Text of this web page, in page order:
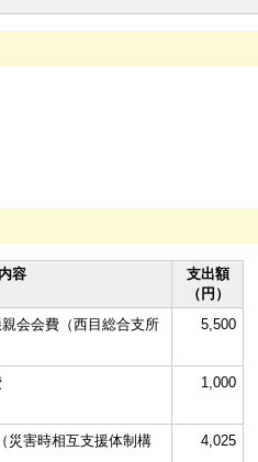
容
支出額
（円）
会会費（西目総合支所
5,500
1,000
災害時相互支援体制構
4,025